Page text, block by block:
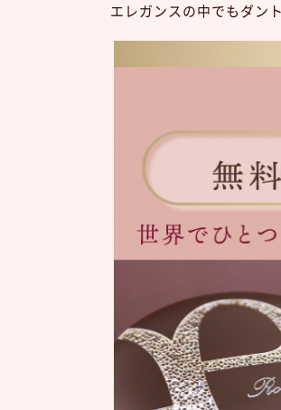
エレガンスの中でもダン